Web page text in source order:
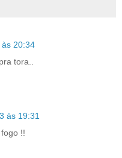
20:34
tora..
às 19:31
!!